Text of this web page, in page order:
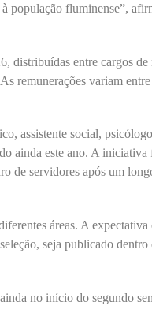
população fluminense”,
distribuídas entre cargos de
remunerações variam
assistente social,
ainda este ano. A iniciativa
de servidores após um
áreas. A expectativa
seja publicado dentro
no início do segundo